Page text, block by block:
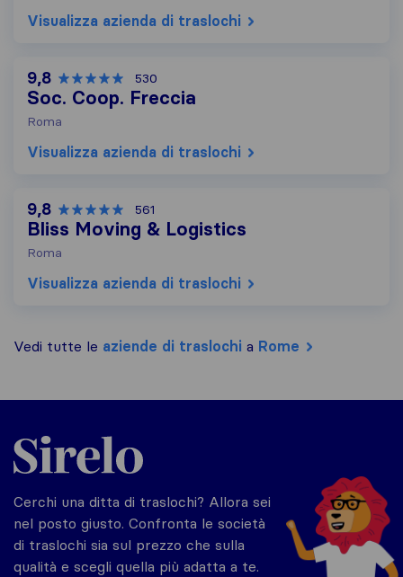
Visualizza azienda di traslochi
9,8 530
Soc. Coop. Freccia
Roma
Visualizza azienda di traslochi
9,8 561
Bliss Moving & Logistics
Roma
Visualizza azienda di traslochi
Vedi tutte le aziende di traslochi a Rome
Sirelo.it
Cerchi una ditta di traslochi? Allora sei
nel posto giusto. Confronta le società
di traslochi sia sul prezzo che sulla
qualità e scegli quella più adatta a te.